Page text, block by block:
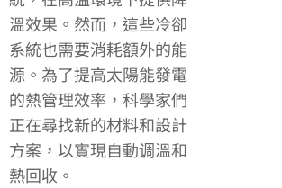
溫效果。然而，這些冷卻
系統也需要消耗額外的能
源。為了提高太陽能發電
的熱管理效率，科學家們
正在尋找新的材料和設計
方案，以實現自動调溫和
熱回收。